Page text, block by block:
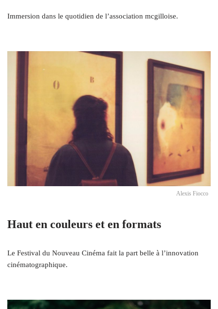
Immersion dans le quotidien de l’association mcgilloise.
Alexis Fiocco
Haut en couleurs et en formats
Le Festival du Nouveau Cinéma fait la part belle à l’innovation
cinématographique.